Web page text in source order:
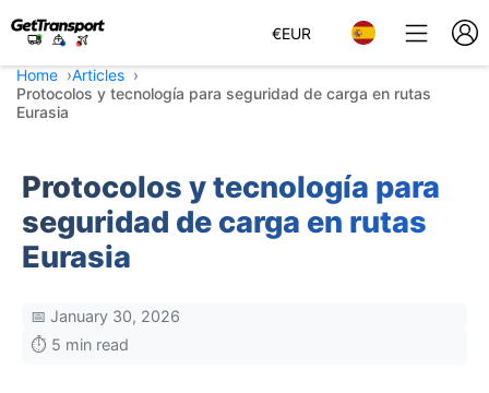
€EUR
Home
Articles
Protocolos y tecnología para seguridad de carga en rutas
Eurasia
Protocolos y tecnología para
seguridad de carga en rutas
Eurasia
📅 January 30, 2026
⏱️ 5 min read